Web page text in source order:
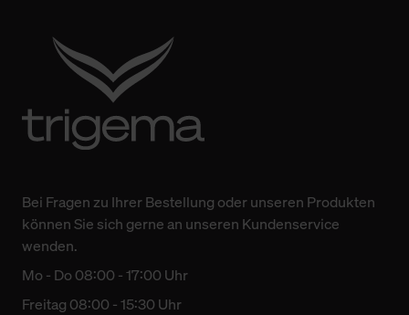
Bei Fragen zu Ihrer Bestellung oder unseren Produkten
können Sie sich gerne an unseren Kundenservice
wenden.
Mo - Do 08:00 - 17:00 Uhr
Freitag 08:00 - 15:30 Uhr